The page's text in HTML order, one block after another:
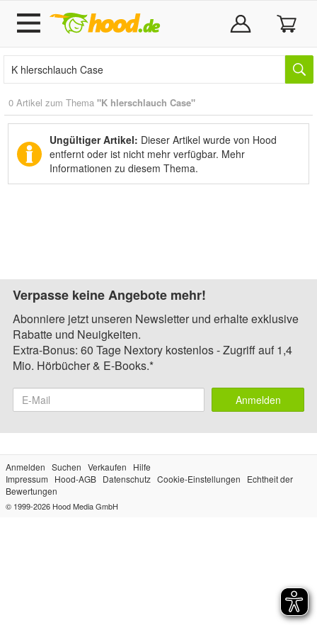
0 Artikel zum Thema "K hlerschlauch Case"
Ungültiger Artikel: Dieser Artikel wurde von Hood
entfernt oder ist nicht mehr verfügbar. Mehr
Informationen zu diesem Thema.
Verpasse keine Angebote mehr!
Abonniere jetzt unseren Newsletter und erhalte exklusive
Rabatte und Neuigkeiten.
Extra-Bonus: 60 Tage Nextory kostenlos - Zugriff auf 1,4
Mio. Hörbücher & E-Books.*
Anmelden
Anmelden Suchen Verkaufen
Hilfe
Impressum
Hood-AGB Datenschutz Cookie-Einstellungen
Echtheit der
Bewertungen
© 1999-2026 Hood Media GmbH